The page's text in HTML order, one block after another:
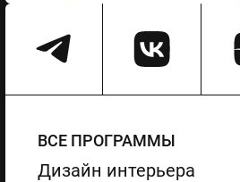
ВСЕ ПРОГРАММЫ
Дизайн интерьера